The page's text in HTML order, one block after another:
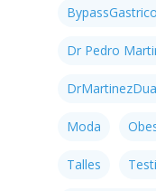
BypassGastrico
Dr Pedro
Moda
Talles